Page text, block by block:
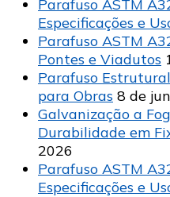
Parafuso ASTM
Especificações e
Parafuso ASTM
Pontes e Viadutos
Parafuso
para Obras 8 de
Galvanização a
Durabilidade em
2026
Parafuso ASTM
Especificações e